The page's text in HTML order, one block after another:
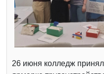
26 июня колледж